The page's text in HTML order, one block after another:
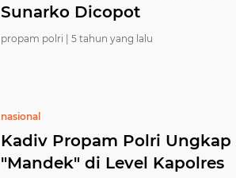
Sunarko Dicopot
propam polri | 5 tahun yang lalu
nasional
Kadiv Propam Polri
"Mandek" di Level Kapolres